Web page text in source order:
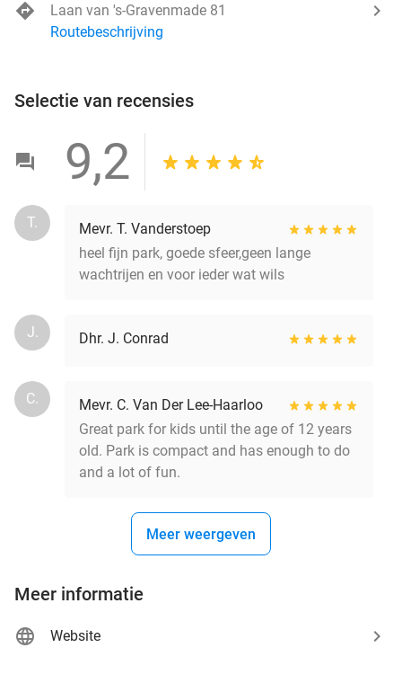
Laan van 's-Gravenmade 81
Routebeschrijving
Selectie van recensies
9,2
T.
Mevr. T. Vanderstoep
heel fijn park, goede sfeer,geen lange
wachtrijen en voor ieder wat wils
J. Dhr. J. Conrad
C.
Mevr. C. Van Der Lee-Haarloo
Great park for kids until the age of 12 years
old. Park is compact and has enough to do
and a lot of fun.
Meer weergeven
Meer informatie
Website